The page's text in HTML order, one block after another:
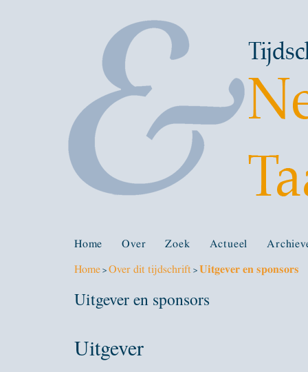
Home Over Zoek Actueel
Home > Over dit tijdschrift > Uitgever en sponsors
Uitgever en sponsors
Uitgever